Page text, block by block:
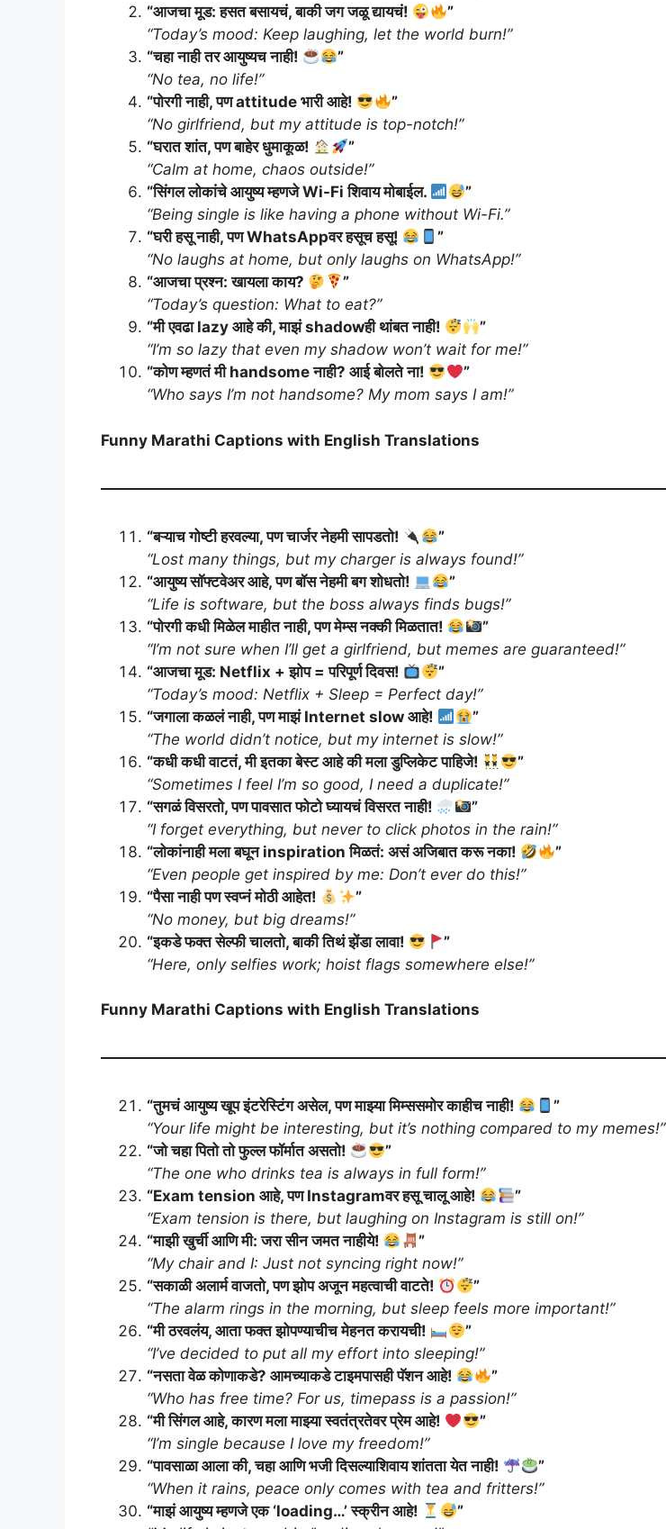
“आजचा मूड: हसत बसायचं, बाकी जग जळू द्यायचं!
”
“Today’s mood: Keep laughing, let the world burn!”
“चहा नाही तर आयुष्यच नाही!
”
“No tea, no life!”
“पोरगी नाही, पण attitude भारी आहे!
”
“No girlfriend, but my attitude is top-notch!”
“घरात शांत, पण बाहेर धुमाकूळ!
”
“Calm at home, chaos outside!”
“सिंगल लोकांचे आयुष्य म्हणजे Wi-Fi शिवाय मोबाईल.
”
“Being single is like having a phone without Wi-Fi.”
“घरी हसू नाही, पण WhatsAppवर हसूच हसू!
”
“No laughs at home, but only laughs on WhatsApp!”
“आजचा प्रश्न: खायला काय?
”
“Today’s question: What to eat?”
“मी एवढा lazy आहे की, माझं shadowही थांबत नाही!
”
“I’m so lazy that even my shadow won’t wait for me!”
“कोण म्हणतं मी handsome नाही? आई बोलते ना!
”
“Who says I’m not handsome? My mom says I am!”
Funny Marathi Captions with English Translations
“बऱ्याच गोष्टी हरवल्या, पण चार्जर नेहमी सापडतो!
”
“Lost many things, but my charger is always found!”
“आयुष्य सॉफ्टवेअर आहे, पण बॉस नेहमी बग शोधतो!
”
“Life is software, but the boss always finds bugs!”
“पोरगी कधी मिळेल माहीत नाही, पण मेम्स नक्की मिळतात!
”
“I’m not sure when I’ll get a girlfriend, but memes are guaranteed!”
“आजचा मूड: Netflix + झोप = परिपूर्ण दिवस!
”
“Today’s mood: Netflix + Sleep = Perfect day!”
“जगाला कळलं नाही, पण माझं Internet slow आहे!
”
“The world didn’t notice, but my internet is slow!”
“कधी कधी वाटतं, मी इतका बेस्ट आहे की मला डुप्लिकेट पाहिजे!
”
“Sometimes I feel I’m so good, I need a duplicate!”
“सगळं विसरतो, पण पावसात फोटो घ्यायचं विसरत नाही!
”
“I forget everything, but never to click photos in the rain!”
“लोकांनाही मला बघून inspiration मिळतं: असं अजिबात करू नका!
”
“Even people get inspired by me: Don’t ever do this!”
“पैसा नाही पण स्वप्नं मोठी आहेत!
”
“No money, but big dreams!”
“इकडे फक्त सेल्फी चालतो, बाकी तिथं झेंडा लावा!
”
“Here, only selfies work; hoist flags somewhere else!”
Funny Marathi Captions with English Translations
“तुमचं आयुष्य खूप इंटरेस्टिंग असेल, पण माझ्या मिम्ससमोर काहीच नाही!
”
“Your life might be interesting, but it’s nothing compared to my memes!”
“जो चहा पितो तो फुल्ल फॉर्मात असतो!
”
“The one who drinks tea is always in full form!”
“Exam tension आहे, पण Instagramवर हसू चालू आहे!
”
“Exam tension is there, but laughing on Instagram is still on!”
“माझी खुर्ची आणि मी: जरा सीन जमत नाहीये!
”
“My chair and I: Just not syncing right now!”
“सकाळी अलार्म वाजतो, पण झोप अजून महत्वाची वाटते!
”
“The alarm rings in the morning, but sleep feels more important!”
“मी ठरवलंय, आता फक्त झोपण्याचीच मेहनत करायची!
”
“I’ve decided to put all my effort into sleeping!”
“नसता वेळ कोणाकडे? आमच्याकडे टाइमपासही पॅशन आहे!
”
“Who has free time? For us, timepass is a passion!”
“मी सिंगल आहे, कारण मला माझ्या स्वतंत्रतेवर प्रेम आहे!
”
“I’m single because I love my freedom!”
“पावसाळा आला की, चहा आणि भजी दिसल्याशिवाय शांतता येत नाही!
”
“When it rains, peace only comes with tea and fritters!”
“माझं आयुष्य म्हणजे एक ‘loading…’ स्क्रीन आहे!
”